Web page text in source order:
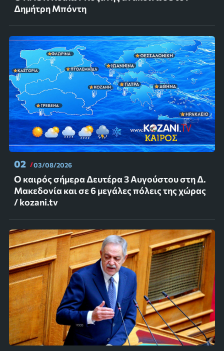
Δημήτρη Μπόντη
02 03/08/2026
Ο καιρός σήμερα Δευτέρα 3 Αυγούστου στη Δ.
Μακεδονία και σε 6 μεγάλες πόλεις της χώρας
/ kozani.tv